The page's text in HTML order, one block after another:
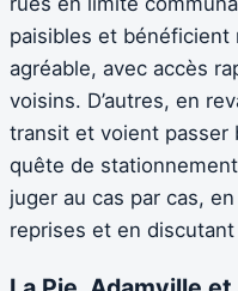
paisibles et bénéficient
agréable, avec accès
voisins. D’autres, en
transit et voient passer
quête de
juger au cas par cas,
reprises et en